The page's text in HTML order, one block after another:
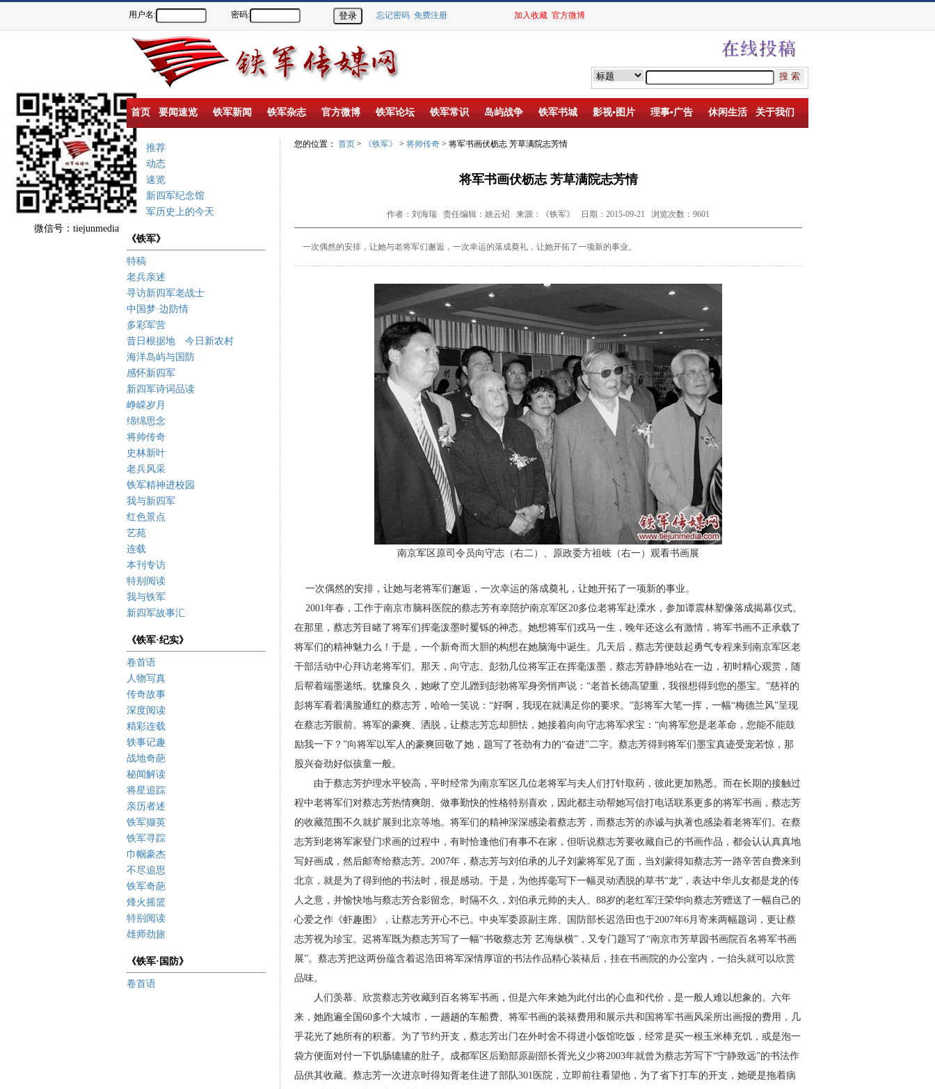
微信号：tiejunmedia
用户名: 密码: 忘记密码 免费注册 加入收藏 官方微博
首页 要闻速览 铁军新闻 铁军杂志 官方微博 铁军论坛 铁军常识 岛屿战争 铁军书城 影视▪图片 理事▪广告 休闲生活 关于我们
重点推荐
新闻动态
要闻速览
盐城新四军纪念馆
新四军历史上的今天
《铁军》
特稿
老兵亲述
寻访新四军老战士
中国梦·边防情
多彩军营
昔日根据地 今日新农村
海洋岛屿与国防
感怀新四军
新四军诗词品读
峥嵘岁月
绵绵思念
将帅传奇
史林新叶
老兵风采
铁军精神进校园
我与新四军
红色景点
艺苑
连载
本刊专访
特别阅读
我与铁军
新四军故事汇
《铁军·纪实》
卷首语
人物写真
传奇故事
深度阅读
精彩连载
轶事记趣
战地奇葩
秘闻解读
将星追踪
亲历者述
铁军撷英
铁军寻踪
巾帼豪杰
不尽追思
铁军奇葩
烽火摇篮
特别阅读
雄师劲旅
《铁军·国防》
卷首语
您的位置： 首页 > 《铁军》 > 将帅传奇 > 将军书画伏枥志 芳草满院志芳情
将军书画伏枥志 芳草满院志芳情
作者：刘海瑞 责任编辑：姚云炤 来源：《铁军》 日期：2015-09-21 浏览次数：9601
一次偶然的安排，让她与老将军们邂逅，一次幸运的落成奠礼，让她开拓了一项新的事业。
南京军区原司令员向守志（右二）、原政委方祖岐（右一）观看书画展
一次偶然的安排，让她与老将军们邂逅，一次幸运的落成奠礼，让她开拓了一项新的事业。
2001年春，工作于南京市脑科医院的蔡志芳有幸陪护南京军区20多位老将军赴溧水，参加谭震林塑像落成揭幕仪式。
在那里，蔡志芳目睹了将军们挥毫泼墨时矍铄的神态。她想将军们戎马一生，晚年还这么有激情，将军书画不正承载了
将军们的精神魅力么！于是，一个新奇而大胆的构想在她脑海中诞生。几天后，蔡志芳便鼓起勇气专程来到南京军区老
干部活动中心拜访老将军们。那天，向守志、彭勃几位将军正在挥毫泼墨，蔡志芳静静地站在一边，初时精心观赏，随
后帮着端墨递纸。犹豫良久，她瞅了空儿蹭到彭勃将军身旁悄声说：“老首长德高望重，我很想得到您的墨宝。”慈祥的
彭将军看着满脸通红的蔡志芳，哈哈一笑说：“好啊，我现在就满足你的要求。”彭将军大笔一挥，一幅“梅德兰风”呈现
在蔡志芳眼前。将军的豪爽、洒脱，让蔡志芳忘却胆怯，她接着向向守志将军求宝：“向将军您是老革命，您能不能鼓
励我一下？”向将军以军人的豪爽回敬了她，题写了苍劲有力的“奋进”二字。蔡志芳得到将军们墨宝真迹受宠若惊，那
股兴奋劲好似孩童一般。
由于蔡志芳护理水平较高，平时经常为南京军区几位老将军与夫人们打针取药，彼此更加熟悉。而在长期的接触过
程中老将军们对蔡志芳热情爽朗、做事勤快的性格特别喜欢，因此都主动帮她写信打电话联系更多的将军书画，蔡志芳
的收藏范围不久就扩展到北京等地。将军们的精神深深感染着蔡志芳，而蔡志芳的赤诚与执著也感染着老将军们。在蔡
志芳到老将军家登门求画的过程中，有时恰逢他们有事不在家，但听说蔡志芳要收藏自己的书画作品，都会认认真真地
写好画成，然后邮寄给蔡志芳。 2007年，蔡志芳与刘伯承的儿子刘蒙将军见了面，当刘蒙得知蔡志芳一路辛苦自费来到
北京，就是为了得到他的书法时，很是感动。于是，为他挥毫写下一幅灵动洒脱的草书“龙”，表达中华儿女都是龙的传
人之意，并愉快地与蔡志芳合影留念。时隔不久，刘伯承元帅的夫人、 88岁的老红军汪荣华向蔡志芳赠送了一幅自己的
心爱之作《虾趣图》，让蔡志芳开心不已。中央军委原副主席、国防部长迟浩田也于2007年6月寄来两幅题词，更让蔡
志芳视为珍宝。迟将军既为蔡志芳写了一幅“书敬蔡志芳 艺海纵横”，又专门题写了“南京市芳草园书画院百名将军书画
展”。蔡志芳把这两份蕴含着迟浩田将军深情厚谊的书法作品精心装裱后，挂在书画院的办公室内，一抬头就可以欣赏
品味。
人们羡慕、欣赏蔡志芳收藏到百名将军书画，但是六年来她为此付出的心血和代价，是一般人难以想象的。六年
来，她跑遍全国 60多个大城市，一趟趟的车船费、将军书画的装裱费用和展示共和国将军书画风采所出画报的费用，几
乎花光了她所有的积蓄。为了节约开支，蔡志芳出门在外时舍不得进小饭馆吃饭，经常是买一根玉米棒充饥，或是泡一
袋方便面对付一下饥肠辘辘的肚子。成都军区后勤部原副部长胥光义少将2003年就曾为蔡志芳写下“宁静致远”的书法作
品供其收藏。蔡志芳一次进京时得知胥老住进了部队301 医院，立即前往看望他，为了省下打车的开支，她硬是拖着病